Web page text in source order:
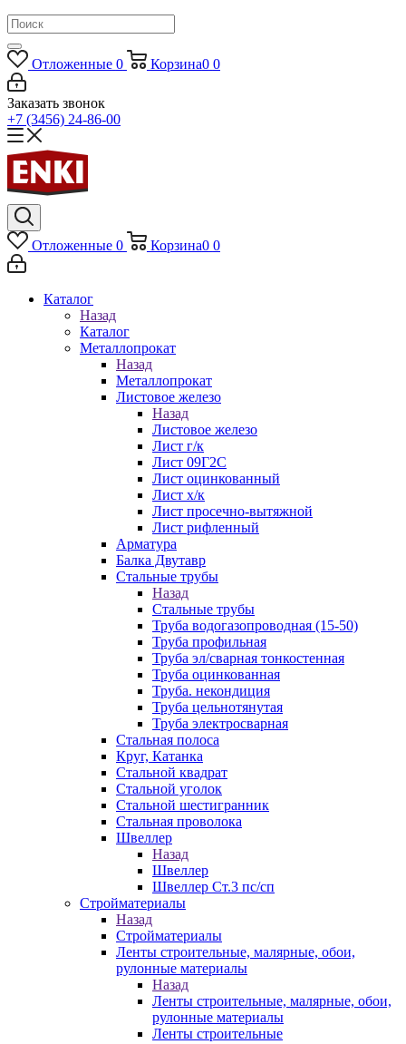
Отложенные 0 Корзина0 0
Заказать звонок
+7 (3456) 24-86-00
Отложенные 0 Корзина0 0
Каталог
Назад
Каталог
Металлопрокат
Назад
Металлопрокат
Листовое железо
Назад
Листовое железо
Лист г/к
Лист 09Г2С
Лист оцинкованный
Лист х/к
Лист просечно-вытяжной
Лист рифленный
Арматура
Балка Двутавр
Стальные трубы
Назад
Стальные трубы
Труба водогазопроводная (15-50)
Труба профильная
Труба эл/сварная тонкостенная
Труба оцинкованная
Труба. некондиция
Труба цельнотянутая
Труба электросварная
Стальная полоса
Круг, Катанка
Стальной квадрат
Стальной уголок
Стальной шестигранник
Стальная проволока
Швеллер
Назад
Швеллер
Швеллер Ст.3 пс/сп
Стройматериалы
Назад
Стройматериалы
Ленты строительные, малярные, обои,
рулонные материалы
Назад
Ленты строительные, малярные, обои,
рулонные материалы
Ленты строительные